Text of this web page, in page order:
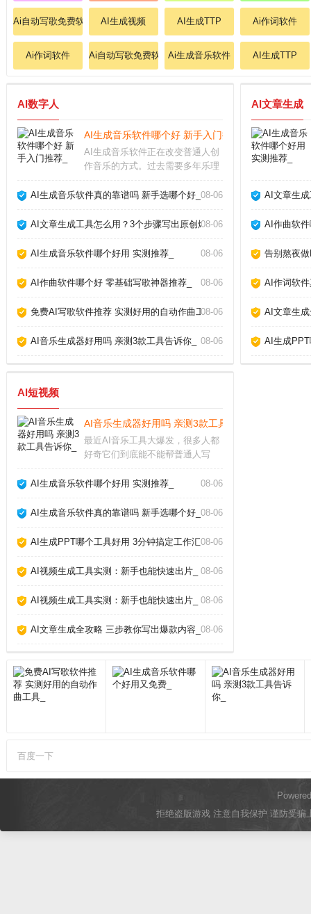
Ai自动写歌免费软件 AI生成视频 AI生成TTP Ai作词软件
Ai作词软件 Ai自动写歌免费软件Ai生成音乐软件 AI生成TTP
AI数字人
AI生成音乐软件哪个好 新手入门推荐_
AI生成音乐软件正在改变普通人创
作音乐的方式。过去需要多年乐理
就能生成完整曲目。这些工具降低
多不多、效果好不好、要不要付
AI生成音乐软件真的靠谱吗 新手选哪个好_ 08-06
AI文章生成工具怎么用？3个步骤写出原创爆款_
08-06
AI生成音乐软件哪个好用 实测推荐_ 08-06
AI作曲软件哪个好 零基础写歌神器推荐_ 08-06
免费AI写歌软件推荐 实测好用的自动作曲工具_
08-06
AI音乐生成器好用吗 亲测3款工具告诉你_ 08-06
AI文章生成
AI文章生
AI作曲软
告别熬夜
AI作词软
AI文章生
AI生成
AI短视频
AI音乐生成器好用吗 亲测3款工具告诉你_
最近AI音乐工具大爆发，很多人都
好奇它们到底能不能帮普通人写
乐爱好者，我发现现在的AI音乐生
人声，但离完美还有距离。下面分
AI生成音乐软件哪个好用 实测推荐_ 08-06
AI生成音乐软件真的靠谱吗 新手选哪个好_ 08-06
AI生成PPT哪个工具好用 3分钟搞定工作汇报_
08-06
AI视频生成工具实测：新手也能快速出片_ 08-06
AI视频生成工具实测：新手也能快速出片_ 08-06
AI文章生成全攻略 三步教你写出爆款内容_ 08-06
百度一下
拒绝盗版游戏 注意自我保护 谨防受